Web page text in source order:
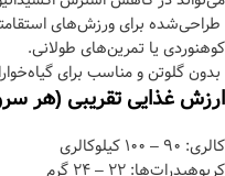
طراحی‌شده برای ورزش‌های
کوهنوردی یا تمرین‌های طولانی.
بدون گلوتن و مناسب برای
ارزش غذایی تقریبی (هر سروینگ
کالری: 90 – 100 کیلوکالری